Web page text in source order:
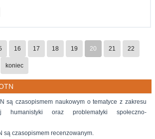
16 17 18 19 20 21 22
koniec
są czasopismem naukowym o tematyce z zakresu
humanistyki oraz problematyki społeczno-
są czasopismem recenzowanym.